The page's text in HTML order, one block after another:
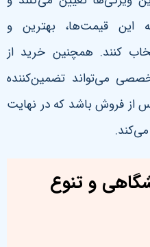
این قیمت‌ها، بهترین و
کنند. همچنین خرید از
می‌تواند تضمین‌کننده
از فروش باشد که در نهایت
.
و تنوع